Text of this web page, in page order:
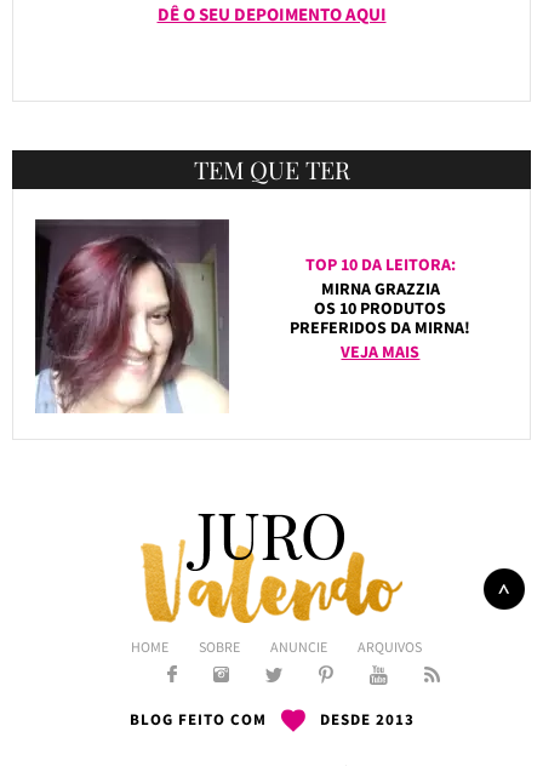
DÊ O SEU DEPOIMENTO AQUI
TEM QUE TER
TOP 10 DA LEITORA:
MIRNA GRAZZIA
OS 10 PRODUTOS
PREFERIDOS DA MIRNA!
VEJA MAIS
HOME SOBRE ANUNCIE ARQUIVOS
BLOG FEITO COM DESDE 2013